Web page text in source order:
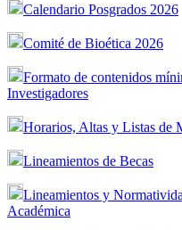
Calendario Posgrados 2026
Comité de Bioética 2026
Formato de contenidos
Investigadores
Horarios, Altas y Listas de
Lineamientos de Becas
Lineamientos y
Académica